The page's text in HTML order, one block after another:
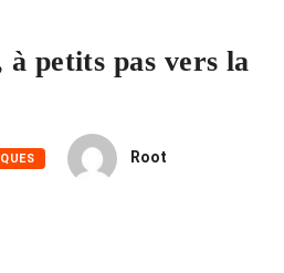
petits pas vers la
Root